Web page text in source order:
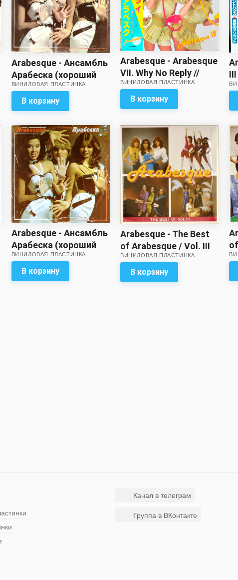
Arabesque - Ансамбль
Арабеска (хороший
звук!)
ВИНИЛОВАЯ ПЛАСТИНКА
В корзину
Arabesque - Arabesque
VII. Why No Reply //
Многостраничная,
цветная вкладка – в
комплекте!
ВИНИЛОВАЯ ПЛАСТИНКА
В корзину
Arabesque - Ансамбль
Арабеска (хороший
звук!)
ВИНИЛОВАЯ ПЛАСТИНКА
В корзину
Arabesque - The Best
of Arabesque / Vol. III
(Pink vinyl)
ВИНИЛОВАЯ ПЛАСТИНКА
В корзину
Канал в телеграм
Группа в ВКонтакте